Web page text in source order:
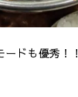
ドも優秀！！